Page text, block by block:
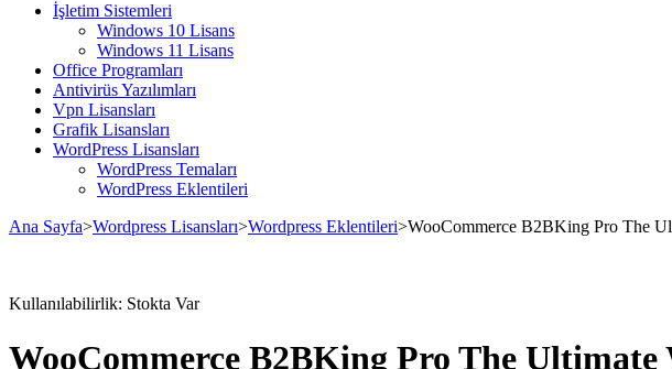
İşletim Sistemleri
Windows 10 Lisans
Windows 11 Lisans
Office Programları
Antivirüs Yazılımları
Vpn Lisansları
Grafik Lisansları
WordPress Lisansları
WordPress Temaları
WordPress Eklentileri
Ana Sayfa>Wordpress Lisansları>Wordpress Eklentileri>WooCommerce B2BKing Pro The
Kullanılabilirlik: Stokta Var
WooCommerce B2BKing Pro The